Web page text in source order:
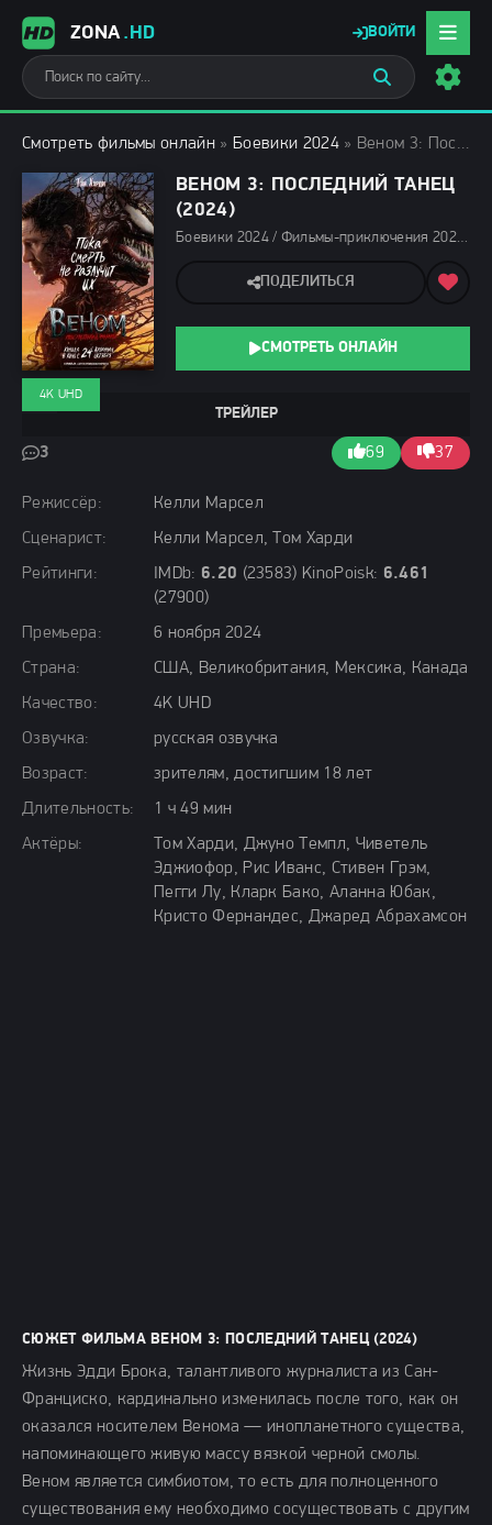
ZONA.HD ВОЙТИ
Смотреть фильмы онлайн » Боевики 2024» Веном 3: Последний танец (2024)
ВЕНОМ 3: ПОСЛЕДНИЙ ТАНЕЦ
(2024)
Боевики 2024 / Фильмы-приключения 2024 / Триллеры 2024 / Фантастические 2024 / Зарубежные фильмы 2024 / Фильмы осени 2024 / Последние фильмы 2024 / Новинки кино 2024 / Фильмы 2024 / Популярные фильмы / Фильмы 4K / Смотреть фильмы онлайн
Режиссёр:
Келли Марсел
Сценарист:
Келли Марсел, Том Харди
Рейтинги:
IMDb: 6.20 (23583) KinoPoisk: 6.461
(27900)
Премьера:
6 ноября 2024
Страна:
США, Великобритания, Мексика, Канада
Качество:
4K UHD
Озвучка:
русская озвучка
Возраст:
зрителям, достигшим 18 лет
Длительность:
1 ч 49 мин
Актёры:
Том Харди, Джуно Темпл, Чиветель
Эджиофор, Рис Иванс, Стивен Грэм,
Пегги Лу, Кларк Бако, Аланна Юбак,
Кристо Фернандес, Джаред Абрахамсон
ТРЕЙЛЕР
3 69 37
4K UHD
ПОДЕЛИТЬСЯ
СМОТРЕТЬ ОНЛАЙН
СЮЖЕТ ФИЛЬМА ВЕНОМ 3: ПОСЛЕДНИЙ ТАНЕЦ (2024)
Жизнь Эдди Брока, талантливого журналиста из Сан-
Франциско, кардинально изменилась после того, как он
оказался носителем Венома — инопланетного существа,
напоминающего живую массу вязкой черной смолы.
Веном является симбиотом, то есть для полноценного
существования ему необходимо сосуществовать с другим